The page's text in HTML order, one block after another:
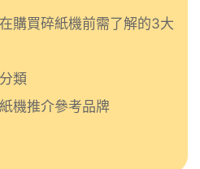
購買碎紙機前需了解的3大
類
機推介參考品牌